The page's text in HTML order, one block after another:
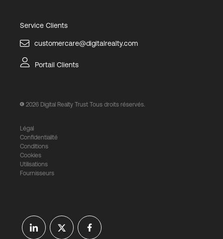
Service Clients
customercare@digitalrealty.com
Portail Clients
2026 Digital Realty Trust Tous droits réservés.
Légal
Confidentialité
Conditions
Cookies
Utilisations
Fournisseurs